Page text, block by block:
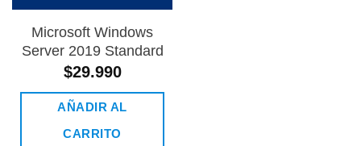
Microsoft Windows
Server 2019 Standard
$29.990
AÑADIR AL
CARRITO